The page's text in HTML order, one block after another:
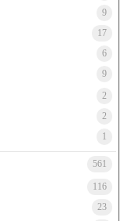
9
17
6
9
2
2
1
561
116
23